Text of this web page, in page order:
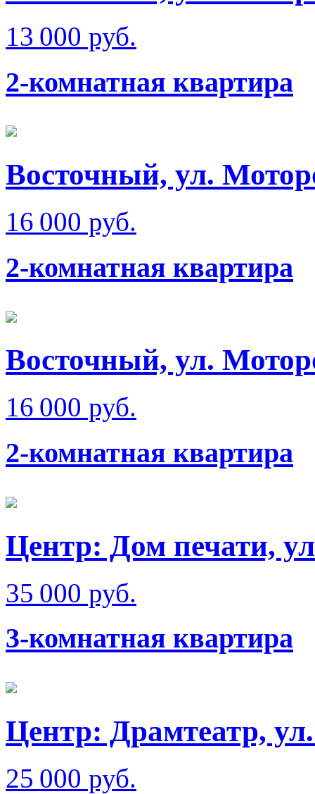
13 000 руб.
2-комнатная квартира
Восточный, ул.
16 000 руб.
2-комнатная квартира
Восточный, ул.
16 000 руб.
2-комнатная квартира
Центр: Дом печати,
35 000 руб.
3-комнатная квартира
Центр: Драмтеатр,
25 000 руб.